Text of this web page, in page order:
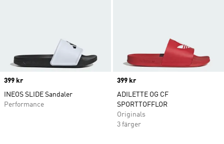
Price
399 kr
INEOS SLIDE Sandaler
Performance
Price
399 kr
ADILETTE OG CF
SPORTTOFFLOR
Originals
3 färger